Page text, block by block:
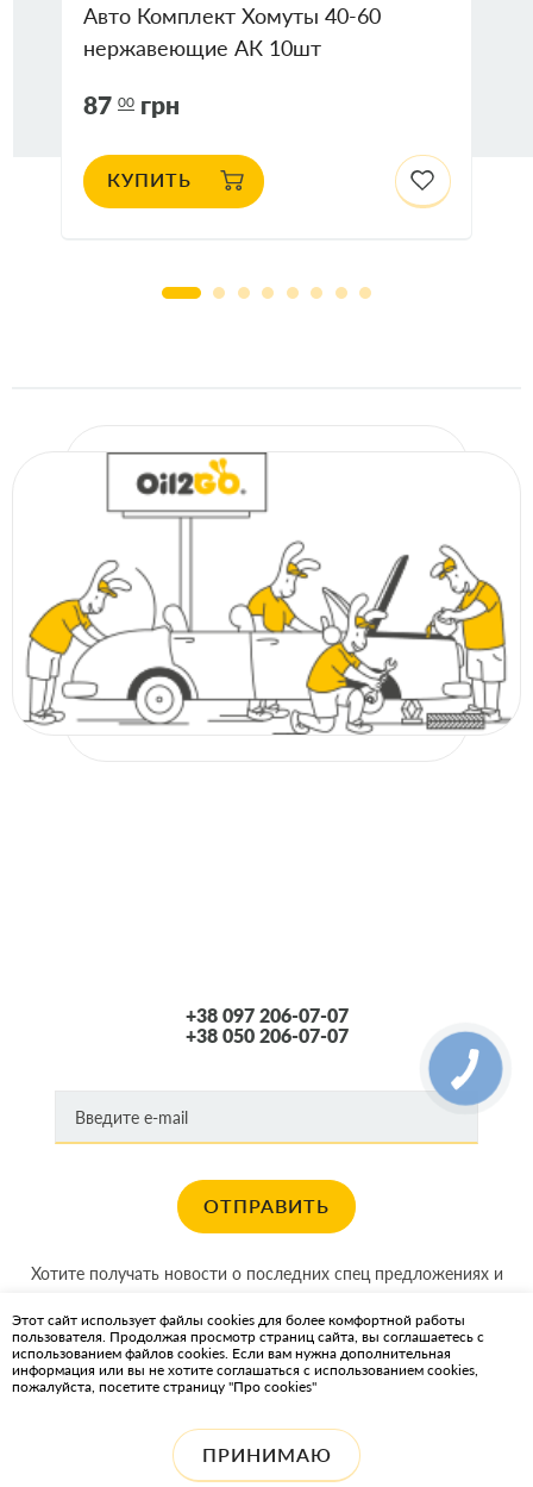
Авто Комплект Хомуты 40-60
нержавеющие АК 10шт
87 00 грн
КУПИТЬ
+38 097 206-07-07
+38 050 206-07-07
ОТПРАВИТЬ
Хотите получать новости о последних спец предложениях и
КАРТА САЙТА
Этот сайт использует файлы cookies для более комфортной работы
пользователя. Продолжая просмотр страниц сайта, вы соглашаетесь с
использованием файлов cookies. Если вам нужна дополнительная
информация или вы не хотите соглашаться с использованием cookies,
пожалуйста, посетите страницу "Про cookies"
ПРИНИМАЮ